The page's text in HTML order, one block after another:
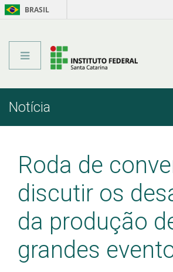
BRASIL
NotíciaInício
Roda de
discutir os
da produção
grandes